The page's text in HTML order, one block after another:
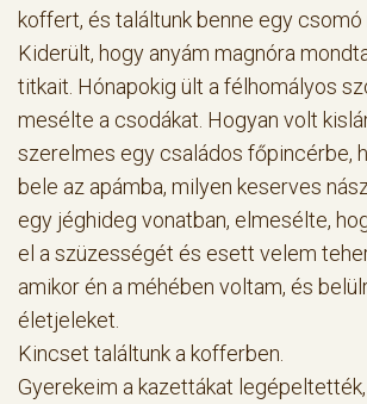
koffert, és találtunk benne egy csomó
Kiderült, hogy anyám magnóra
titkait. Hónapokig ült a félhomályos
mesélte a csodákat. Hogyan volt
szerelmes egy családos főpincérbe,
bele az apámba, milyen keserves
egy jéghideg vonatban, elmesélte,
el a szüzességét és esett velem
amikor én a méhében voltam, és
életjeleket.
Kincset találtunk a kofferben.
Gyerekeim a kazettákat